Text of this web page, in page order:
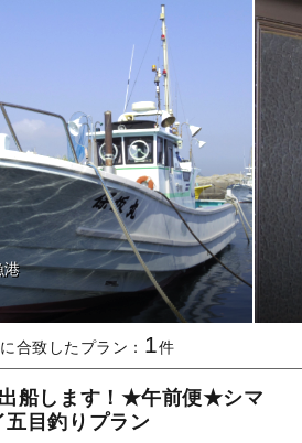
港
合致したプラン： 1件
船します！★午前便★シマ
五目釣りプラン